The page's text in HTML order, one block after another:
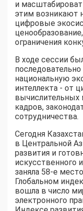
и
этим возникают
цифровые
ограничения
В ходе сессии
национальную
интеллекта - от
вычислительных
кадров,
сотрудничества.
Сегодня
в Центральной
развития и
искусственного
заняла 58-е
Глобальном
вошла в число
электронного